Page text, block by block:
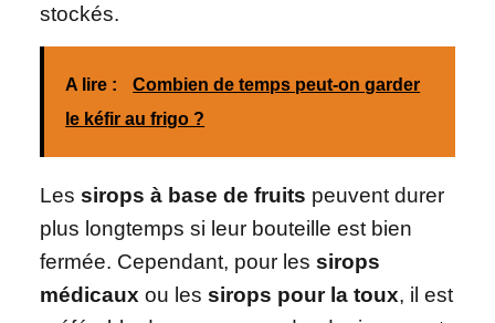
stockés.
A lire :
Combien de temps peut-on garder
le kéfir au frigo ?
Les sirops à base de fruits peuvent durer
plus longtemps si leur bouteille est bien
fermée. Cependant, pour les sirops
médicaux ou les sirops pour la toux, il est